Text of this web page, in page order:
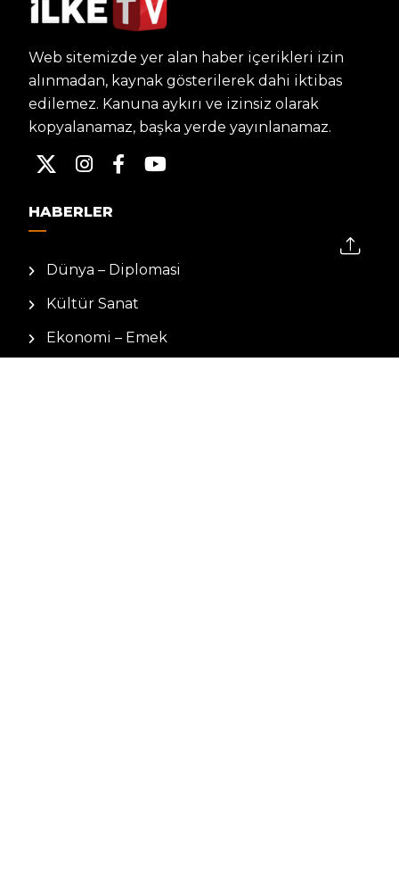
Web sitemizde yer alan haber içerikleri izin
alınmadan, kaynak gösterilerek dahi iktibas
edilemez. Kanuna aykırı ve izinsiz olarak
kopyalanamaz, başka yerde yayınlanamaz.
HABERLER
Dünya – Diplomasi
Kültür Sanat
Ekonomi – Emek